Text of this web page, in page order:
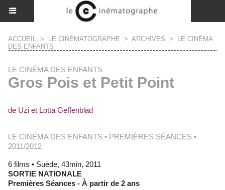
ACCUEIL > LE CINÉMATOGRAPHE > ARCHIVES >
LE CINÉMA
DES ENFANTS
LE CINÉMA DES ENFANTS
Gros Pois et Petit Point
de Uzi et Lotta Geffenblad
LE CINÉMA DES ENFANTS • PREMIÈRES SÉANCES •
2011/2012
6 films • Suède, 43min, 2011
SORTIE NATIONALE
Premières Séances - À partir de 2 ans